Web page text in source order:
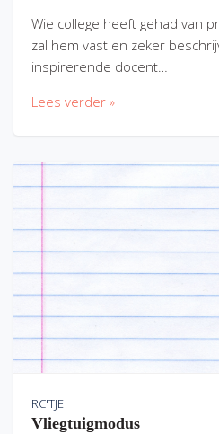
Wie college heeft gehad van
zal hem vast en zeker
inspirerende docent…
Lees verder »
RC'TJE
Vliegtuigmodus